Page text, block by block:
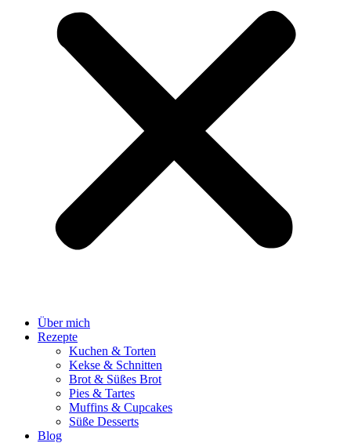
Über mich
Rezepte
Kuchen & Torten
Kekse & Schnitten
Brot & Süßes Brot
Pies & Tartes
Muffins & Cupcakes
Süße Desserts
Blog